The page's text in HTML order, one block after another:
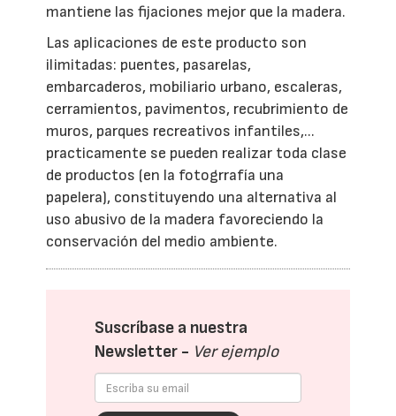
mantiene las fijaciones mejor que la madera.
Las aplicaciones de este producto son
ilimitadas: puentes, pasarelas,
embarcaderos, mobiliario urbano, escaleras,
cerramientos, pavimentos, recubrimiento de
muros, parques recreativos infantiles,...
practicamente se pueden realizar toda clase
de productos (en la fotogrrafía una
papelera), constituyendo una alternativa al
uso abusivo de la madera favoreciendo la
conservación del medio ambiente.
Suscríbase a nuestra
Newsletter - Ver ejemplo